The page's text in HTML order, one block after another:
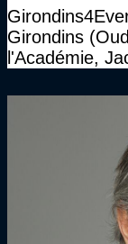
Girondins
l'Académie,